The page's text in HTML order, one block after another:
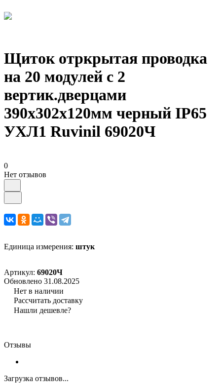
Щиток отркрытая проводка
на 20 модулей с 2
вертик.дверцами
390х302х120мм черный IP65
УХЛ1 Ruvinil 69020Ч
0
Нет отзывов
Единица измерения: штук
Артикул: 69020Ч
Обновлено 31.08.2025
Нет в наличии
Рассчитать доставку
Нашли дешевле?
Отзывы
Загрузка отзывов...